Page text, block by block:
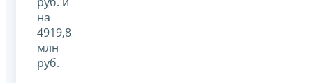
на
4919,8
млн
руб.